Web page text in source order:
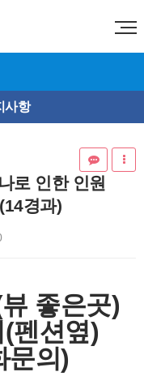
사항
로 인한 인원
경과)
좋은곳)
션옆)
문의)